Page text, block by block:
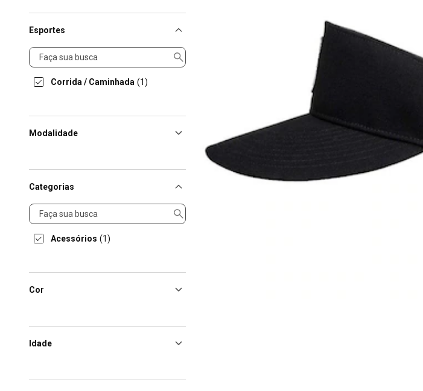
Esportes
Esportes
Corrida / Caminhada (1)
Modalidade
Categorias
Categorias
Acessórios (1)
Cor
Idade